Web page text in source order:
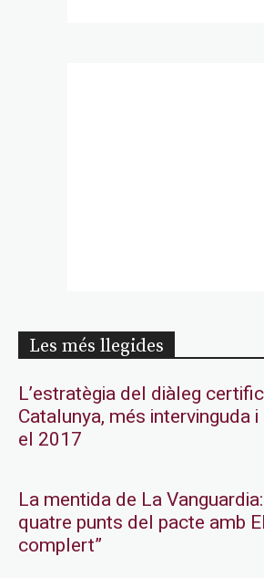
Les més llegides
L’estratègia del diàleg
Catalunya, més intervinguda
el 2017
La mentida de La
quatre punts del pacte amb
complert”